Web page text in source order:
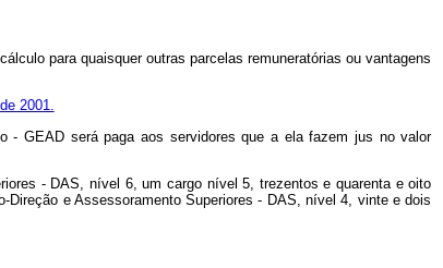
para quaisquer outras parcelas remuneratórias ou vantagens
2001.
- GEAD será paga aos servidores que a ela fazem jus no valor
- DAS, nível 6, um cargo nível 5, trezentos e quarenta e oito
e Assessoramento Superiores - DAS, nível 4, vinte e dois